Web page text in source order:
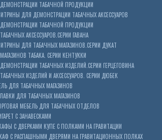
ТАБАЧНОЙ ПРОДУКЦИИ
ДЛЯ ДЕМОНСТРАЦИИ ТАБАЧНЫХ АКСЕССУАРОВ
ТАБАЧНОЙ ПРОДУКЦИИ
АКСЕССУАРОВ.СЕРИИ ГАВАНА
ДЛЯ ТАБАЧНЫХ МАГАЗИНОВ.СЕРИИ ДУКАТ
ТАБАКА. СЕРИИ КЕНТУККИ
ТАБАЧНЫХ ИЗДЕЛИЙ.СЕРИИ ГЕРЦЕГОВИНА
ИЗДЕЛИЙ И АКСЕССУАРОВ. СЕРИИ ДЮБЕК
ДЛЯ ТАБАЧНЫХ МАГАЗИНОВ
ДЛЯ ТАБАЧНЫХ МАГАЗИНОВ
МЕБЕЛЬ ДЛЯ ТАБАЧНЫХ ОТДЕЛОВ
С ЗАНАВЕСКАМИ
С ДВЕРКАМИ КУПЕ С ПОЛКАМИ НА ГРАВИТАЦИИ
С РАСПАШНЫМИ ДВЕРЯМИ НА ГРАВИТАЦИОННЫХ ПОЛКАХ